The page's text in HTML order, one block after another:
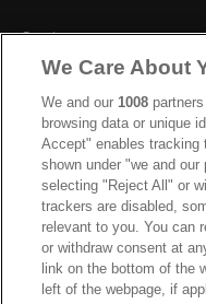
Sverige
Ishockey-VM
IIHF
JVM
Kanada
Dam VM
Finland
Video
Ishockey-OS
We Care About
We and our1008
browsing data or unique
Accept" enables tracking
shown under "we and
selecting "Reject All" or
trackers are disabled,
relevant to you. You can
or withdraw consent at
link on the bottom of the
left of the webpage, if